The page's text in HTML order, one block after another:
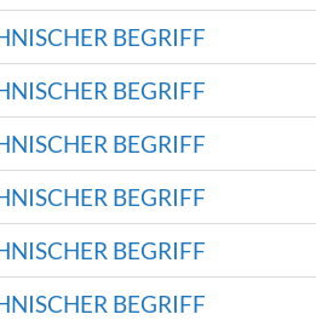
BEGRIFF
BEGRIFF
BEGRIFF
BEGRIFF
BEGRIFF
BEGRIFF